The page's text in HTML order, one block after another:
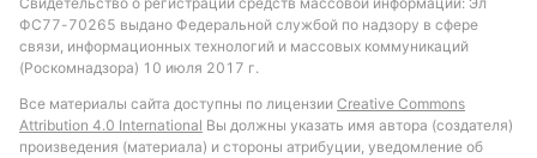
ФС77-70265 выдано Федеральной службой по надзору в сфере
связи, информационных технологий и массовых коммуникаций
(Роскомнадзора) 10 июля 2017 г.
Все материалы сайта доступны по лицензии Creative Commons
Attribution 4.0 International Вы должны указать имя автора (создателя)
произведения (материала) и стороны атрибуции, уведомление об